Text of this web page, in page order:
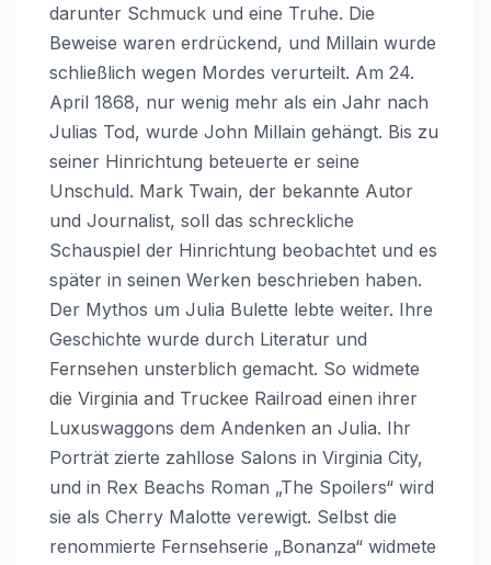
darunter Schmuck und eine Truhe. Die
Beweise waren erdrückend, und Millain wurde
schließlich wegen Mordes verurteilt. Am 24.
April 1868, nur wenig mehr als ein Jahr nach
Julias Tod, wurde John Millain gehängt. Bis zu
seiner Hinrichtung beteuerte er seine
Unschuld. Mark Twain, der bekannte Autor
und Journalist, soll das schreckliche
Schauspiel der Hinrichtung beobachtet und es
später in seinen Werken beschrieben haben.
Der Mythos um Julia Bulette lebte weiter. Ihre
Geschichte wurde durch Literatur und
Fernsehen unsterblich gemacht. So widmete
die Virginia and Truckee Railroad einen ihrer
Luxuswaggons dem Andenken an Julia. Ihr
Porträt zierte zahllose Salons in Virginia City,
und in Rex Beachs Roman „The Spoilers“ wird
sie als Cherry Malotte verewigt. Selbst die
renommierte Fernsehserie „Bonanza“ widmete